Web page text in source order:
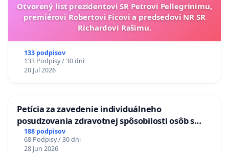
Otvorený list prezidentovi SR Petrovi Pellegrinimu,
premiérovi Robertovi Ficovi a predsedovi NR SR
Richardovi Rašimu.
133 podpisov
133 Podpisy / 30 dni
20 Jul 2026
Petícia za zavedenie individuálneho
posudzovania zdravotnej spôsobilosti osôb s
diabetom 1. a 2. typu pri prijímaní do
Policajného zboru SR
188 podpisov
68 Podpisy / 30 dni
28 Jun 2026